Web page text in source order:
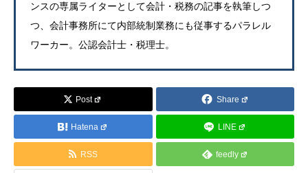
ンスの専属ライターとして会計・税務の記事を執筆しつ
つ、会計事務所にて内部統制業務にも従事するパラレル
ワーカー。公認会計士・税理士。
Post Share
Hatena LINE
RSS feedly